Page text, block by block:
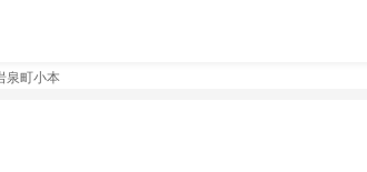
泉町小本